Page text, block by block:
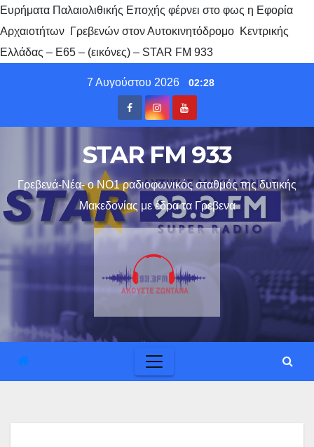
Ευρήματα Παλαιολιθικής Εποχής φέρνει στο φως η Εφορία
Αρχαιοτήτων Γρεβενών στον Αυτοκινητόδρομο Κεντρικής
Ελλάδας – Ε65 – (εικόνες) – STAR FM 933
7 Αυγούστου 2026 02:28
STAR FM 933
Γρεβενά-Νέα- ο ΝΟ1 ραδιοφωνικός σταθμός της δυτικής
Μακεδονίας με έδρα τα Γρεβενα